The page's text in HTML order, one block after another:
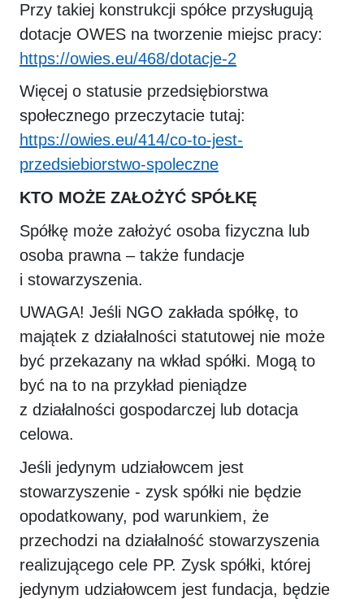
Przy takiej konstrukcji spółce przysługują
dotacje OWES na tworzenie miejsc pracy:
https://owies.eu/468/dotacje-2
Więcej o statusie przedsiębiorstwa
społecznego przeczytacie tutaj:
https://owies.eu/414/co-to-jest-
przedsiebiorstwo-spoleczne
KTO MOŻE ZAŁOŻYĆ SPÓŁKĘ
Spółkę może założyć osoba fizyczna lub
osoba prawna – także fundacje
i stowarzyszenia.
UWAGA! Jeśli NGO zakłada spółkę, to
majątek z działalności statutowej nie może
być przekazany na wkład spółki. Mogą to
być na to na przykład pieniądze
z działalności gospodarczej lub dotacja
celowa.
Jeśli jedynym udziałowcem jest
stowarzyszenie - zysk spółki nie będzie
opodatkowany, pod warunkiem, że
przechodzi na działalność stowarzyszenia
realizującego cele PP. Zysk spółki, której
jedynym udziałowcem jest fundacja, będzie